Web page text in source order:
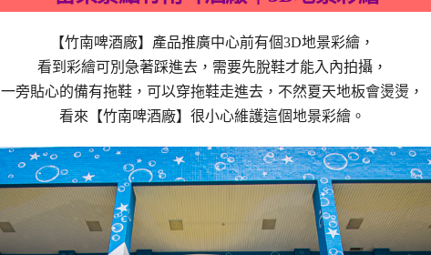
【竹南啤酒廠】產品推廣中心前有個3D地景彩繪，
看到彩繪可別急著踩進去，需要先脫鞋才能入內拍攝，
一旁貼心的備有拖鞋，可以穿拖鞋走進去，不然夏天地板會燙燙，
看來【竹南啤酒廠】很小心維護這個地景彩繪。